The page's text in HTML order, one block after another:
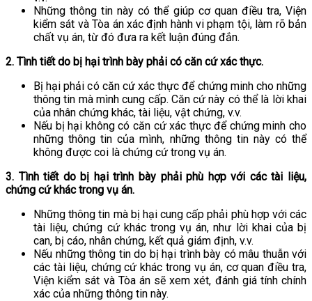
Những thông tin này có thể giúp cơ quan điều tra, Viện
kiểm sát và Tòa án xác định hành vi phạm tội, làm rõ bản
chất vụ án, từ đó đưa ra kết luận đúng đắn.
2. Tình tiết do bị hại trình bày phải có căn cứ xác thực.
Bị hại phải có căn cứ xác thực để chứng minh cho những
thông tin mà mình cung cấp. Căn cứ này có thể là lời khai
của nhân chứng khác, tài liệu, vật chứng, v.v.
Nếu bị hại không có căn cứ xác thực để chứng minh cho
những thông tin của mình, những thông tin này có thể
không được coi là chứng cứ trong vụ án.
3. Tình tiết do bị hại trình bày phải phù hợp với các tài liệu,
chứng cứ khác trong vụ án.
Những thông tin mà bị hại cung cấp phải phù hợp với các
tài liệu, chứng cứ khác trong vụ án, như lời khai của bị
can, bị cáo, nhân chứng, kết quả giám định, v.v.
Nếu những thông tin do bị hại trình bày có mâu thuẫn với
các tài liệu, chứng cứ khác trong vụ án, cơ quan điều tra,
Viện kiểm sát và Tòa án sẽ xem xét, đánh giá tính chính
xác của những thông tin này.